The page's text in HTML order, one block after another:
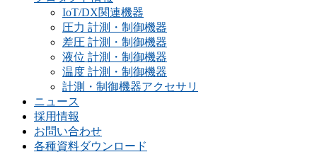
IoT/DX関連機器
圧力 計測・制御機器
差圧 計測・制御機器
液位 計測・制御機器
温度 計測・制御機器
計測・制御機器アクセサリ
ニュース
採用情報
お問い合わせ
各種資料ダウンロード